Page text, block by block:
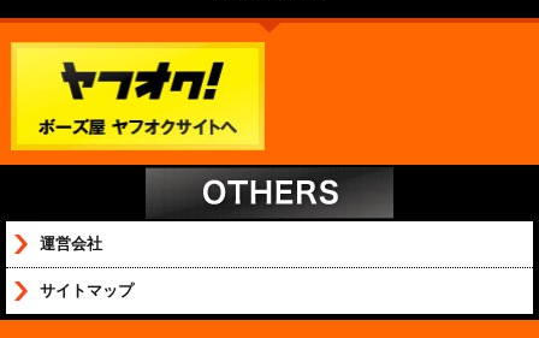
運営会社
サイトマップ